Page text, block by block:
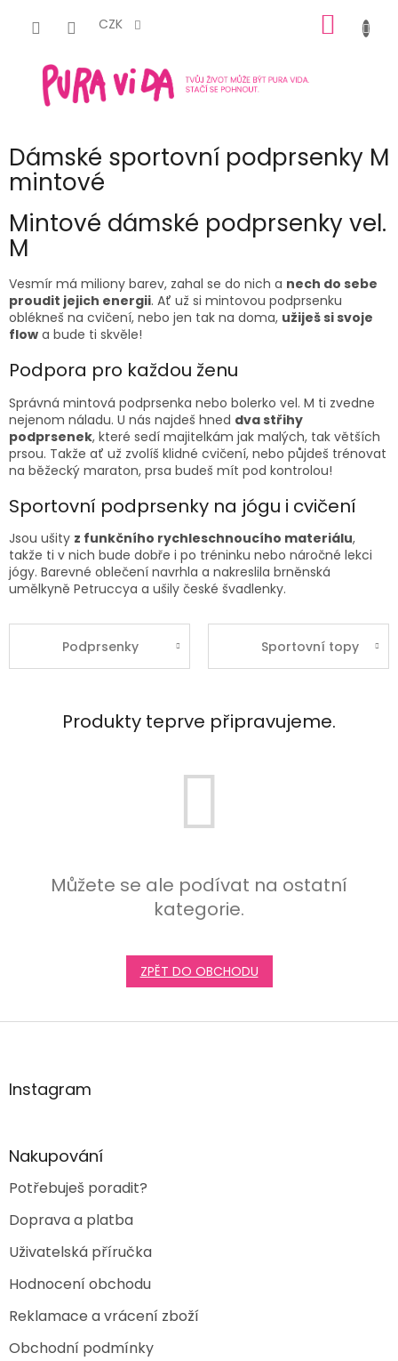
CZK
KOŠÍK
Dámské sportovní podprsenky M
mintové
Mintové dámské podprsenky vel.
M
Vesmír má miliony barev, zahal se do nich a nech do sebe
proudit jejich energii. Ať už si mintovou podprsenku
oblékneš na cvičení, nebo jen tak na doma, užiješ si svoje
flow a bude ti skvěle!
Podpora pro každou ženu
Správná mintová podprsenka nebo bolerko vel. M ti zvedne
nejenom náladu. U nás najdeš hned dva střihy
podprsenek, které sedí majitelkám jak malých, tak větších
prsou. Takže ať už zvolíš klidné cvičení, nebo půjdeš trénovat
na běžecký maraton, prsa budeš mít pod kontrolou!
Sportovní podprsenky na jógu i cvičení
Jsou ušity z funkčního rychleschnoucího materiálu,
takže ti v nich bude dobře i po tréninku nebo náročné lekci
jógy. Barevné oblečení navrhla a nakreslila brněnská
umělkyně Petruccya a ušily české švadlenky.
Podprsenky Sportovní topy
Produkty teprve připravujeme.
Můžete se ale podívat na ostatní
kategorie.
ZPĚT DO OBCHODU
Z
aInstagram
Nakupování
Potřebuješ poradit?
Doprava a platba
Uživatelská příručka
Hodnocení obchodu
Reklamace a vrácení zboží
Obchodní podmínky